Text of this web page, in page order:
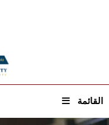
القائمة